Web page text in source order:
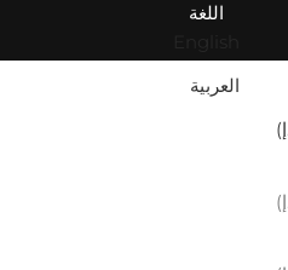
اللغة
العربية